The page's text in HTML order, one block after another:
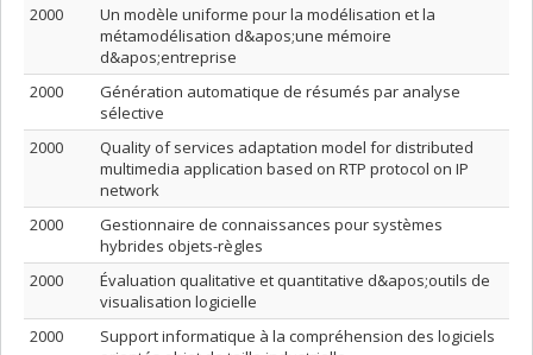
2000
Un modèle uniforme pour la modélisation et la
métamodélisation d&apos;une mémoire
d&apos;entreprise
2000
Génération automatique de résumés par analyse
sélective
2000
Quality of services adaptation model for distributed
multimedia application based on RTP protocol on IP
network
2000
Gestionnaire de connaissances pour systèmes
hybrides objets-règles
2000
Évaluation qualitative et quantitative d&apos;outils de
visualisation logicielle
2000
Support informatique à la compréhension des logiciels